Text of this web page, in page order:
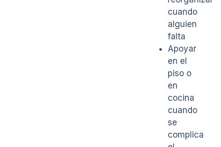
cuando
alguien
falta
Apoyar
en el
piso o
en
cocina
cuando
se
complica